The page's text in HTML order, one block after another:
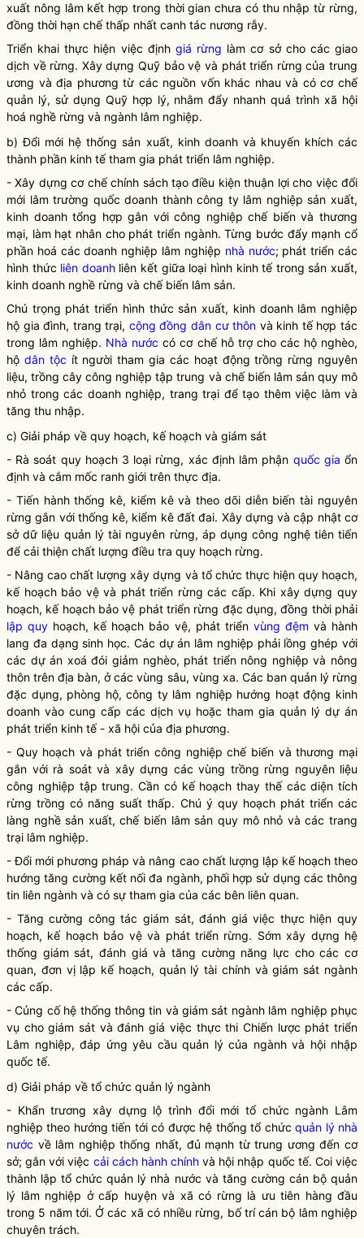
xuất nông lâm kết hợp trong thời gian chưa có thu nhập từ rừng,
đồng thời hạn chế thấp nhất canh tác nương rẫy.
Triển khai thực hiện việc định giá rừng làm cơ sở cho các giao
dịch về rừng. Xây dựng Quỹ bảo vệ và phát triển rừng của trung
ương và địa phương từ các nguồn vốn khác nhau và có cơ chế
quản lý, sử dụng Quỹ hợp lý, nhằm đẩy nhanh quá trình xã hội
hoá nghề rừng và ngành lâm nghiệp.
b) Đổi mới hệ thống sản xuất, kinh doanh và khuyến khích các
thành phần kinh tế tham gia phát triển lâm nghiệp.
- Xây dựng cơ chế chính sách tạo điều kiện thuận lợi cho việc đổi
mới lâm trường quốc doanh thành công ty lâm nghiệp sản xuất,
kinh doanh tổng hợp gắn với công nghiệp chế biến và thương
mại, làm hạt nhân cho phát triển ngành. Từng bước đẩy mạnh cổ
phần hoá các doanh nghiệp lâm nghiệp nhà nước; phát triển các
hình thức liên doanhliên kết giữa loại hình kinh tế trong sản xuất,
kinh doanh nghề rừng và chế biến lâm sản.
Chú trọng phát triển hình thức sản xuất, kinh doanh lâm nghiệp
hộ gia đình, trang trại, cộng đồng dân cư thôn và kinh tế hợp tác
trong lâm nghiệp. Nhà nước có cơ chế hỗ trợ cho các hộ nghèo,
hộ dân tộc ít người tham gia các hoạt động trồng rừng nguyên
liệu, trồng cây công nghiệp tập trung và chế biến lâm sảnquy mô
nhỏ trong các doanh nghiệp, trang trại để tạo thêm việc làm và
tăng thu nhập.
c) Giải pháp về quy hoạch, kế hoạch và giám sát
- Rà soát quy hoạch 3 loại rừng, xác định lâm phận quốc gia ổn
định và cắm mốc ranh giới trên thực địa.
- Tiến hành thống kê, kiểm kê và theo dõi diễn biến tài nguyên
rừng gắn với thống kê, kiểm kê đất đai. Xây dựng và cập nhật cơ
sở dữ liệu quản lý tài nguyên rừng, áp dụng công nghệ tiên tiến
để cải thiện chất lượng điều tra quy hoạch rừng.
- Nâng cao chất lượng xây dựng và tổ chức thực hiện quy hoạch,
kế hoạch bảo vệ và phát triển rừng các cấp. Khi xây dựng quy
hoạch, kế hoạch bảo vệ phát triển rừng đặc dụng, đồng thời phải
lập quy hoạch, kế hoạch bảo vệ, phát triển vùng đệm và hành
lang đa dạng sinh học. Các dự án lâm nghiệp phải lồng ghép với
các dự án xoá đói giảm nghèo, phát triển nông nghiệp và nông
thôn trênđịa bàn, ở các vùng sâu, vùng xa. Các ban quản lý rừng
đặc dụng, phòng hộ, công ty lâm nghiệp hướng hoạt động kinh
doanh vào cung cấp các dịch vụ hoặc tham gia quản lý dự án
phát triển kinh tế - xã hội của địa phương.
- Quy hoạch và phát triển công nghiệp chế biến và thương mại
gắn với rà soát và xây dựng các vùng trồng rừng nguyên liệu
công nghiệp tập trung. Cần có kế hoạch thay thế các diện tích
rừng trồng có năng suất thấp. Chú ý quy hoạch phát triển các
làng nghề sản xuất, chế biến lâm sản quy mô nhỏ và các trang
trại lâm nghiệp.
- Đổi mới phương pháp và nâng cao chất lượng lập kế hoạch theo
hướng tăng cường kết nối đa ngành, phối hợp sử dụng các thông
tin liên ngành và có sự tham gia của các bên liên quan.
- Tăng cường công tác giám sát, đánh giá việc thực hiện quy
hoạch, kế hoạch bảo vệ và phát triển rừng. Sớm xây dựng hệ
thống giám sát, đánh giá và tăng cường năng lực cho các cơ
quan, đơn vị lập kế hoạch, quản lý tài chính và giám sát ngành
các cấp.
- Củng cố hệ thống thông tin và giám sát ngành lâm nghiệp phục
vụ cho giám sát và đánh giá việc thực thi Chiến lược phát triển
Lâm nghiệp, đáp ứng yêu cầu quản lý của ngành và hội nhập
quốc tế.
d) Giải pháp về tổ chức quản lý ngành
- Khẩn trương xây dựng lộ trình đổi mới tổ chức ngành Lâm
nghiệp theo hướng tiến tới có được hệ thống tổ chứcquản lý nhà
nước về lâm nghiệp thống nhất, đủ mạnh từ trung ương đến cơ
sở; gắn với việc cải cách hành chính và hội nhập quốc tế. Coi việc
thành lập tổ chứcquản lý nhà nước và tăng cường cán bộ quản
lý lâm nghiệp ở cấp huyện và xã có rừng là ưu tiên hàng đầu
trong 5 năm tới. Ở các xã có nhiều rừng, bố trí cán bộ lâm nghiệp
chuyên trách.